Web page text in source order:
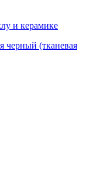
и керамике
черный (тканевая